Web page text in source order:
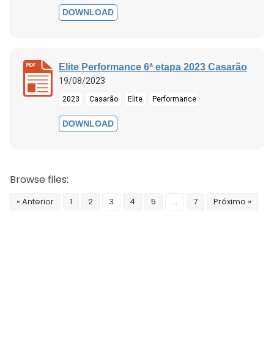
DOWNLOAD
Elite Performance 6ª etapa 2023 Casarão
19/08/2023
2023 Casarão Elite Performance
DOWNLOAD
Browse files:
« Anterior 1 2 3 4 5 … 7 Próximo »